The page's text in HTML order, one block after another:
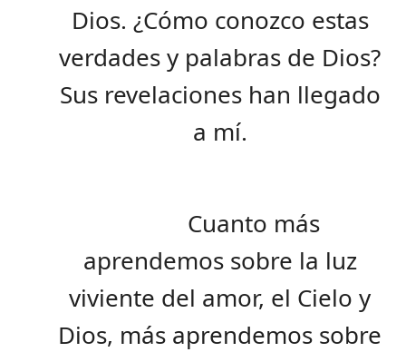
Dios. ¿Cómo conozco estas
verdades y palabras de Dios?
Sus revelaciones han llegado
a mí.
Cuanto más
aprendemos sobre la luz
viviente del amor, el Cielo y
Dios, más aprendemos sobre